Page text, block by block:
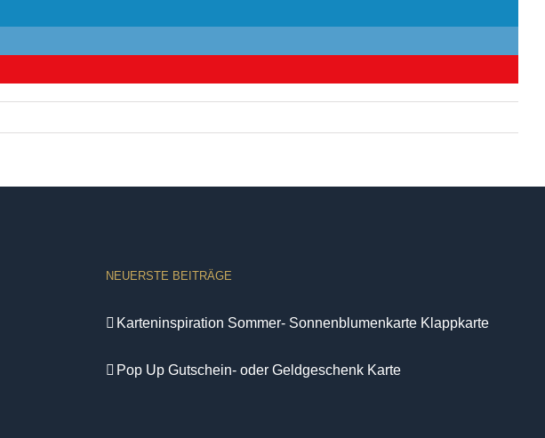
NEUERSTE BEITRÄGE
Karteninspiration Sommer- Sonnenblumenkarte Klappkarte
Pop Up Gutschein- oder Geldgeschenk Karte